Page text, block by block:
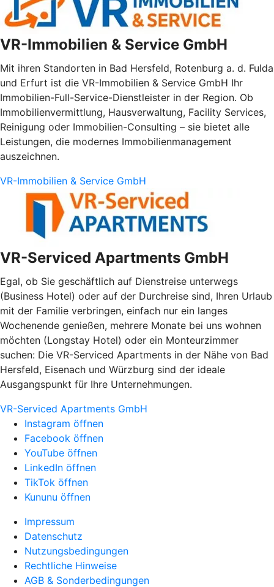
VR-Immobilien & Service GmbH
Mit ihren Standorten in Bad Hersfeld, Rotenburg a. d. Fulda
und Erfurt ist die VR-Immobilien & Service GmbH Ihr
Immobilien-Full-Service-Dienstleister in der Region. Ob
Immobilienvermittlung, Hausverwaltung, Facility Services,
Reinigung oder Immobilien-Consulting – sie bietet alle
Leistungen, die modernes Immobilienmanagement
auszeichnen.
VR-Immobilien & Service GmbH
VR-Serviced Apartments GmbH
Egal, ob Sie geschäftlich auf Dienstreise unterwegs
(Business Hotel) oder auf der Durchreise sind, Ihren Urlaub
mit der Familie verbringen, einfach nur ein langes
Wochenende genießen, mehrere Monate bei uns wohnen
möchten (Longstay Hotel) oder ein Monteurzimmer
suchen: Die VR-Serviced Apartments in der Nähe von Bad
Hersfeld, Eisenach und Würzburg sind der ideale
Ausgangspunkt für Ihre Unternehmungen.
VR-Serviced Apartments GmbH
Instagram öffnen
Facebook öffnen
YouTube öffnen
LinkedIn öffnen
TikTok öffnen
Kununu öffnen
Impressum
Datenschutz
Nutzungsbedingungen
Rechtliche Hinweise
AGB & Sonderbedingungen